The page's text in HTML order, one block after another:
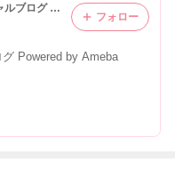
つばきファクトリー オフィシャルブログ Powered by Ameba
Powered by Ameba
フォロー